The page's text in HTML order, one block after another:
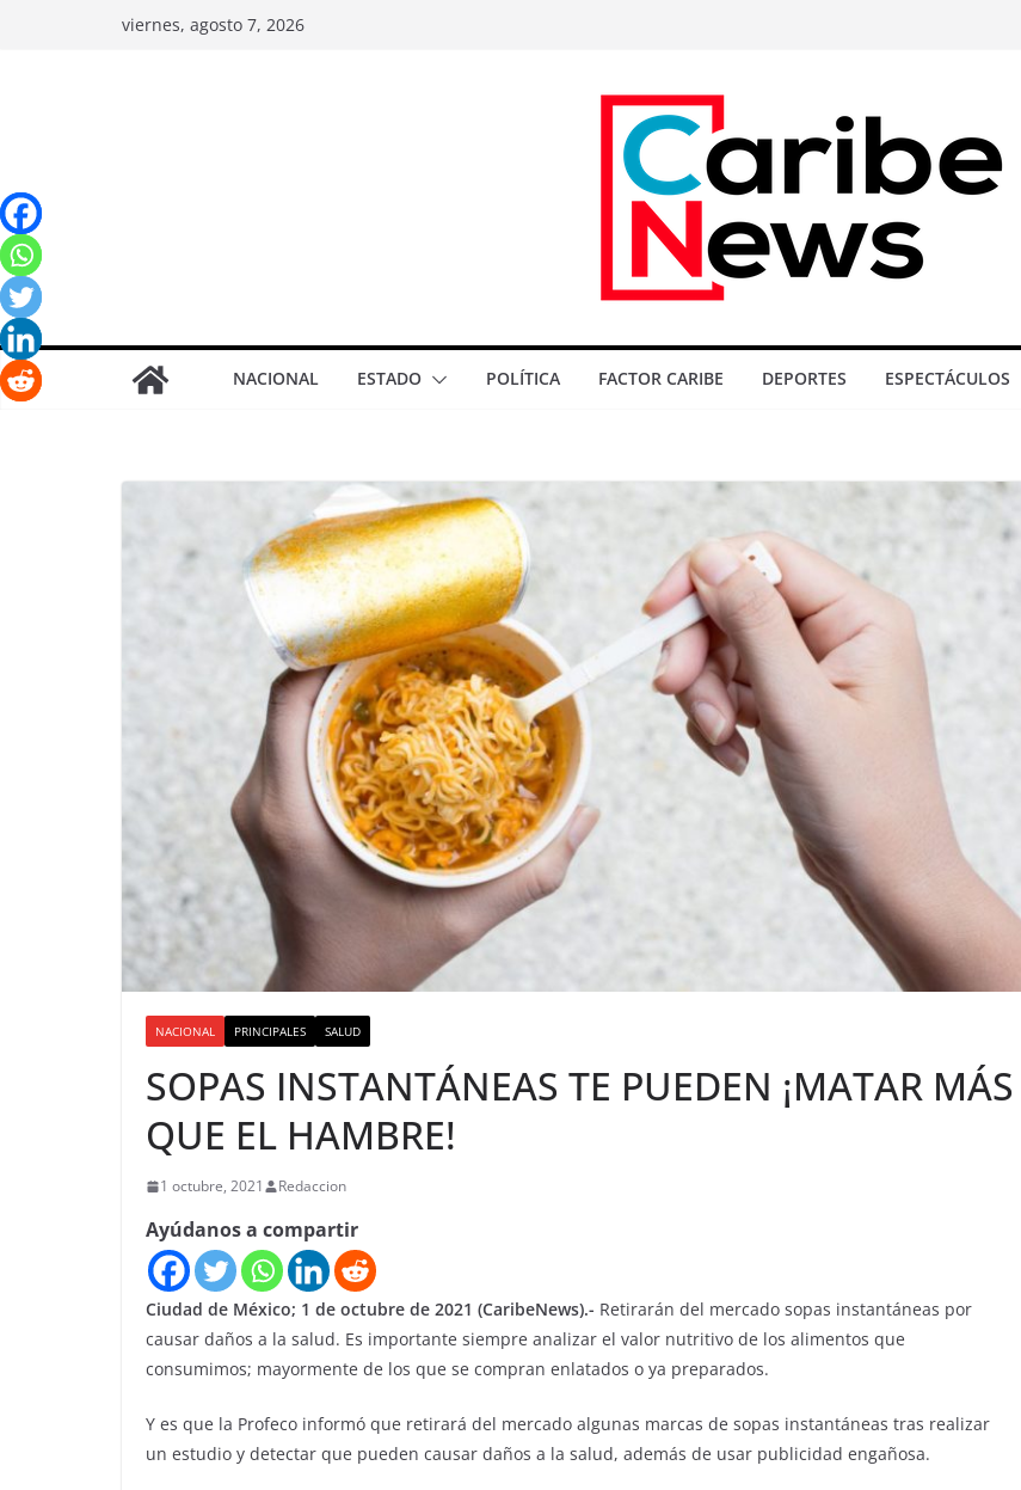
viernes, agosto 7, 2026
NACIONAL ESTADO POLÍTICA FACTOR CARIBE DEPORTES ESPECTÁCULOS
NACIONAL PRINCIPALES SALUD
SOPAS INSTANTÁNEAS TE PUEDEN ¡MATAR MÁS
QUE EL HAMBRE!
1 octubre, 2021 Redaccion
Ayúdanos a compartir
Ciudad de México; 1 de octubre de 2021 (CaribeNews).- Retirarán del mercado sopas instantáneas por
causar daños a la salud. Es importante siempre analizar el valor nutritivo de los alimentos que
consumimos; mayormente de los que se compran enlatados o ya preparados.
Y es que la Profeco informó que retirará del mercado algunas marcas de sopas instantáneas tras realizar
un estudio y detectar que pueden causar daños a la salud, además de usar publicidad engañosa.